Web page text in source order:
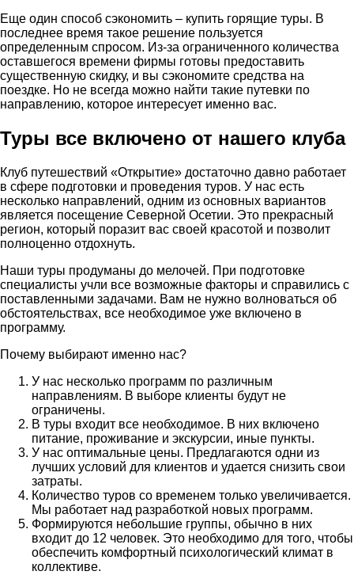
Еще один способ сэкономить – купить горящие туры. В
последнее время такое решение пользуется
определенным спросом. Из-за ограниченного количества
оставшегося времени фирмы готовы предоставить
существенную скидку, и вы сэкономите средства на
поездке. Но не всегда можно найти такие путевки по
направлению, которое интересует именно вас.
Туры все включено от нашего клуба
Клуб путешествий «Открытие» достаточно давно работает
в сфере подготовки и проведения туров. У нас есть
несколько направлений, одним из основных вариантов
является посещение Северной Осетии. Это прекрасный
регион, который поразит вас своей красотой и позволит
полноценно отдохнуть.
Наши туры продуманы до мелочей. При подготовке
специалисты учли все возможные факторы и справились с
поставленными задачами. Вам не нужно волноваться об
обстоятельствах, все необходимое уже включено в
программу.
Почему выбирают именно нас?
У нас несколько программ по различным
направлениям. В выборе клиенты будут не
ограничены.
В туры входит все необходимое. В них включено
питание, проживание и экскурсии, иные пункты.
У нас оптимальные цены. Предлагаются одни из
лучших условий для клиентов и удается снизить свои
затраты.
Количество туров со временем только увеличивается.
Мы работает над разработкой новых программ.
Формируются небольшие группы, обычно в них
входит до 12 человек. Это необходимо для того, чтобы
обеспечить комфортный психологический климат в
коллективе.